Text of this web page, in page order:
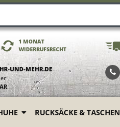
1 MONAT
WIDERRUFSRECHT
UND-MEHR.DE
RUCKSÄCKE & TASCHEN